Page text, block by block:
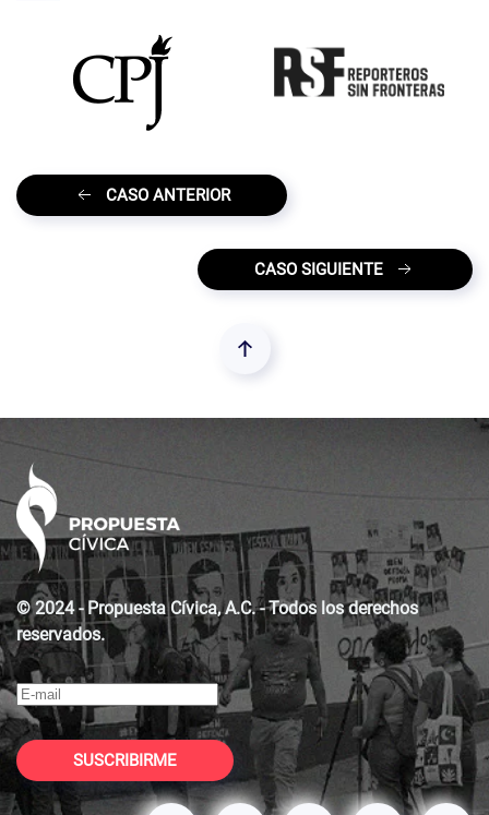
CASO ANTERIOR
CASO SIGUIENTE
© 2024 - Propuesta Cívica, A.C. - Todos los derechos
reservados.
SUSCRIBIRME